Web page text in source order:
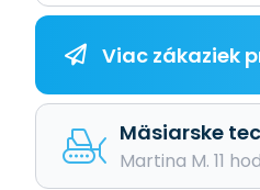
Viac zákaziek
Mäsiarske
Martina M. 11